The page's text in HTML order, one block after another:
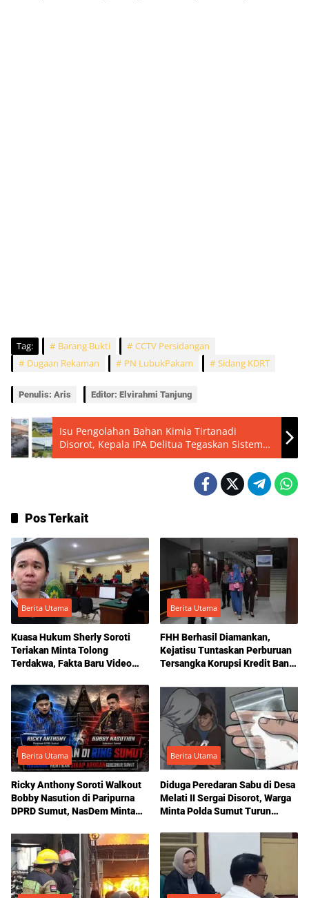
Tag: Barang Bukti
CCTV Persidangan
Dugaan Rekaman
PN LubukPakam Sidang KDRT
Penulis: Aris Editor: Elvirahmi Tanjung
Isu Pengolahan Bahan Kimia Tirtanadi
Disorot, Kepala IPA Delitua Tegaskan Sistem
Masih Sesuai Standar
Pos Terkait
Berita Utama
Kuasa Hukum Sherly Soroti
Teriakan Minta Tolong
Terdakwa, Fakta Baru Video
Visum Dipersoalkan Jelang
Putusan KDRT yang Dua Kali
Ditunda, JPU Tuntut 1 Bulan
Penjara
Berita Utama
FHH Berhasil Diamankan,
Kejatisu Tuntaskan Perburuan
Tersangka Korupsi Kredit Bank
Berita Utama
Ricky Anthony Soroti Walkout
Bobby Nasution di Paripurna
DPRD Sumut, NasDem Minta
Berita Utama
Diduga Peredaran Sabu di Desa
Melati II Sergai Disorot, Warga
Minta Polda Sumut Turun